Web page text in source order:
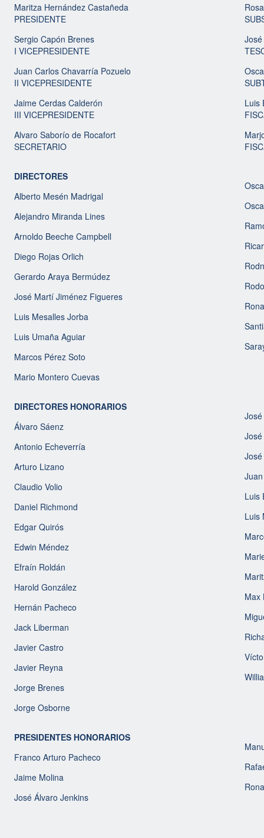
Maritza Hernández Castañeda
PRESIDENTE
Sergio Capón Brenes
I VICEPRESIDENTE
Juan Carlos Chavarría Pozuelo
II VICEPRESIDENTE
Jaime Cerdas Calderón
III VICEPRESIDENTE
Alvaro Saborío de Rocafort
SECRETARIO
Luis
DIRECTORES
Alberto Mesén Madrigal
Alejandro Miranda Lines
Arnoldo Beeche Campbell
Diego Rojas Orlich
Gerardo Araya Bermúdez
José Martí Jiménez Figueres
Luis Mesalles Jorba
Luis Umaña Aguiar
Marcos Pérez Soto
Mario Montero Cuevas
DIRECTORES HONORARIOS
Álvaro Sáenz
Antonio Echeverría
Arturo Lizano
Claudio Volio
Daniel Richmond
Edgar Quirós
Edwin Méndez
Efraín Roldán
Harold González
Hernán Pacheco
Jack Liberman
Javier Castro
Javier Reyna
Jorge Brenes
Jorge Osborne
Luis
Luis
Max
PRESIDENTES HONORARIOS
Franco Arturo Pacheco
Jaime Molina
José Álvaro Jenkins